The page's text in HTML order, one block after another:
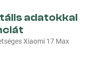
adatokkal
Xiaomi 17 Max